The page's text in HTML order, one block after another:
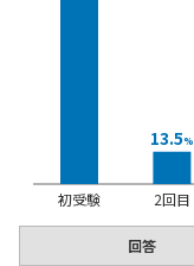
初受験 2回目
13.5%
回答